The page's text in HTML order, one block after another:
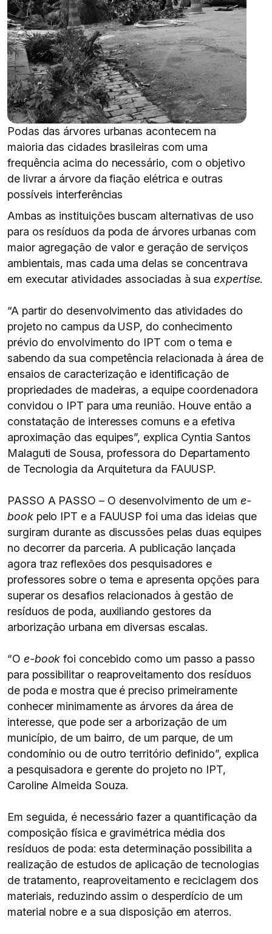
Podas das árvores urbanas acontecem na
maioria das cidades brasileiras com uma
frequência acima do necessário, com o objetivo
de livrar a árvore da fiação elétrica e outras
possíveis interferências
Ambas as instituições buscam alternativas de uso
para os resíduos da poda de árvores urbanas com
maior agregação de valor e geração de serviços
ambientais, mas cada uma delas se concentrava
em executar atividades associadas à suaexpertise.
“A partir do desenvolvimento das atividades do
projeto no campus da USP, do conhecimento
prévio do envolvimento do IPT com o tema e
sabendo da sua competência relacionada à área de
ensaios de caracterização e identificação de
propriedades de madeiras, a equipe coordenadora
convidou o IPT para uma reunião. Houve então a
constatação de interesses comuns e a efetiva
aproximação das equipes”, explica Cyntia Santos
Malaguti de Sousa, professora do Departamento
de Tecnologia da Arquitetura da FAUUSP.
PASSO A PASSO – O desenvolvimento de ume-
bookpelo IPT e a FAUUSP foi uma das ideias que
surgiram durante as discussões pelas duas equipes
no decorrer da parceria. A publicação lançada
agora traz reflexões dos pesquisadores e
professores sobre o tema e apresenta opções para
superar os desafios relacionados à gestão de
resíduos de poda, auxiliando gestores da
arborização urbana em diversas escalas.
“O e-book foi concebido como um passo a passo
para possibilitar o reaproveitamento dos resíduos
de poda e mostra que é preciso primeiramente
conhecer minimamente as árvores da área de
interesse, que pode ser a arborização de um
município, de um bairro, de um parque, de um
condomínio ou de outro território definido”, explica
a pesquisadora e gerente do projeto no IPT,
Caroline Almeida Souza.
Em seguida, é necessário fazer a quantificação da
composição física e gravimétrica média dos
resíduos de poda: esta determinação possibilita a
realização de estudos de aplicação de tecnologias
de tratamento, reaproveitamento e reciclagem dos
materiais, reduzindo assim o desperdício de um
material nobre e a sua disposição em aterros.